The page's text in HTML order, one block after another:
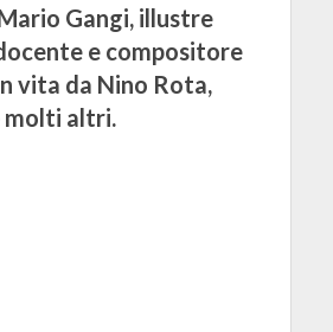
Gangi, illustre
e compositore
vita da Nino Rota,
molti altri.